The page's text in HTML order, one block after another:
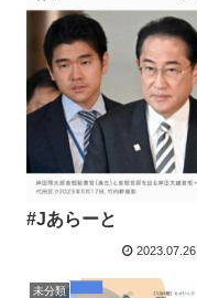
#Jあらーと
2023.07.26
未分類